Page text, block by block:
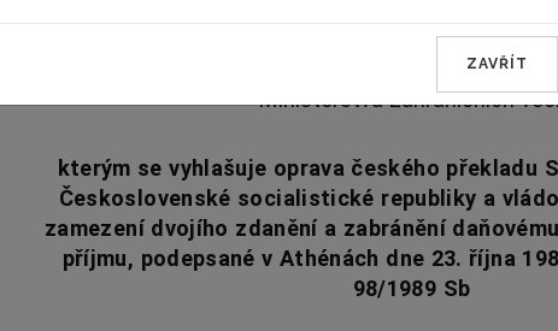
SDĚLENÍ
Ministerstva zahraničních
kterým se vyhlašuje oprava českého překladu
Československé socialistické republiky a
zamezení dvojího zdanění a zabránění
příjmu, podepsané v Athénách dne 23. října
98/1989 Sb
ZAVŘÍT